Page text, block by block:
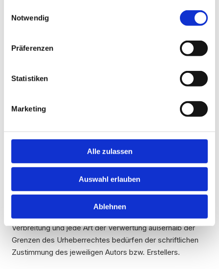
Notwendig
Präferenzen
Statistiken
Marketing
Alle zulassen
Auswahl erlauben
Ablehnen
Als Diensteanbieter sind wir gemäß § 16 ECG für eigene
Unsere Website enthält Links zu externen Websites
Deshalb können wir für diese fremden Inhalte auch keine
ist stets der jeweilige Anbieter oder Betreiber der Seiten
Urheberrecht:
Die durch die Seitenbetreiber erstellten Inhalte und Werke
auf dieser Website unterliegen dem österreichischen
Urheberrecht. Die Vervielfältigung, Bearbeitung,
Verbreitung und jede Art der Verwertung außerhalb der
Grenzen des Urheberrechtes bedürfen der schriftlichen
Zustimmung des jeweiligen Autors bzw. Erstellers.